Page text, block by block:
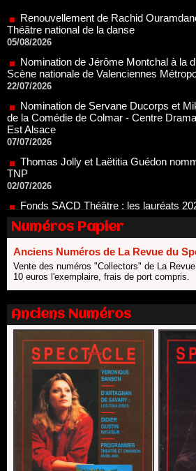
05/08/2026
Nomination de Jérôme Montchal à la
Scène nationale de Valenciennes
22/07/2026
Nomination de Servane Ducorps et
de la Comédie de Colmar - Centre
Est Alsace
07/07/2026
Thomas Jolly et Laëtitia Guédon
TNP
02/07/2026
Fonds SACD Théâtre : les lauréats
23/06/2026
Dispositif ARTCENA Écrire pour le
20/06/2026
Le palmarès des prix SACD 2026
18/06/2026
Les 10 lauréats du Fonds Grandes
Nomination de Nathalie Garraud et
direction du Théâtre de Gennevilliers -
13/06/2026
Dispositif SACD Auteurs d'espaces :
18/03/2026
Numéros Papier
Anciens Numéros de La Revue du
Vente des numéros "Collectors" de La
10 euros l'exemplaire, frais de port compris.
Anciens Numéros